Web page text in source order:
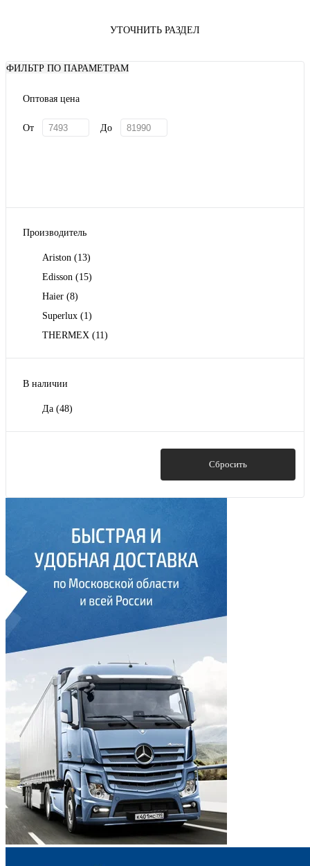
УТОЧНИТЬ РАЗДЕЛ
ФИЛЬТР ПО ПАРАМЕТРАМ
Оптовая цена
От До
Производитель
Ariston (13)
Edisson (15)
Haier (8)
Superlux (1)
THERMEX (11)
В наличии
Да (48)
Сбросить